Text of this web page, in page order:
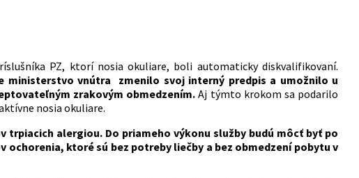
PZ, ktorí nosia okuliare, boli automaticky diskvalifikovaní.
ministerstvo vnútra zmenilo svoj interný predpis a umožnilo u
zrakovým obmedzením. Aj týmto krokom sa podarilo
nosia okuliare.
trpiacich alergiou. Do priameho výkonu služby budú môcť byť po
ktoré sú bez potreby liečby a bez obmedzení pobytu v